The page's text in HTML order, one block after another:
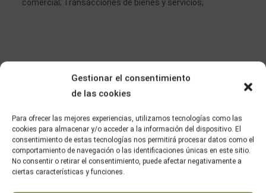
Gestionar el consentimiento
de las cookies
Para ofrecer las mejores experiencias, utilizamos tecnologías como las
cookies para almacenar y/o acceder a la información del dispositivo. El
consentimiento de estas tecnologías nos permitirá procesar datos como el
comportamiento de navegación o las identificaciones únicas en este sitio.
No consentir o retirar el consentimiento, puede afectar negativamente a
ciertas características y funciones.
comercial; Transacciones de bienes y servicios;
conservaremos sus datos
personales?
El tratamiento de datos está justificado y fundamentado en las
finalidades descritas, por lo que la duración y extinción de las
operaciones de tratamiento queda supeditada a la existencia y
conservación de tales finalidades. En todo caso, los datos se